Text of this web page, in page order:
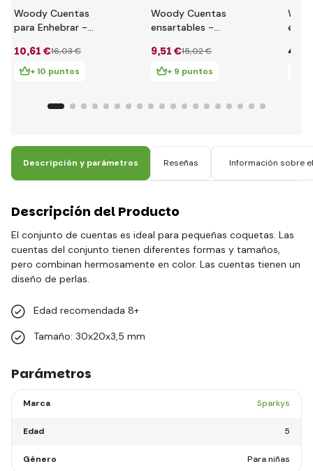
Woody Cuentas
para Enhebrar -
10,61 €16,03 €
+ 10 puntos
Woody Cuentas
ensartables -
9,51 €15,02 €
+ 9 puntos
rosa
4
Descripción y parámetros Reseñas Información sobre
Descripción del Producto
El conjunto de cuentas es ideal para pequeñas coquetas. Las
cuentas del conjunto tienen diferentes formas y tamaños,
pero combinan hermosamente en color. Las cuentas tienen un
diseño de perlas.
Edad recomendada 8+
Tamaño: 30x20x3,5 mm
Parámetros
Marca Sparkys
Edad 5
Género Para niñas